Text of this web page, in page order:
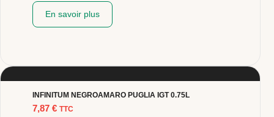
En savoir plus
INFINITUM NEGROAMARO PUGLIA IGT 0.75L
7,87 € TTC